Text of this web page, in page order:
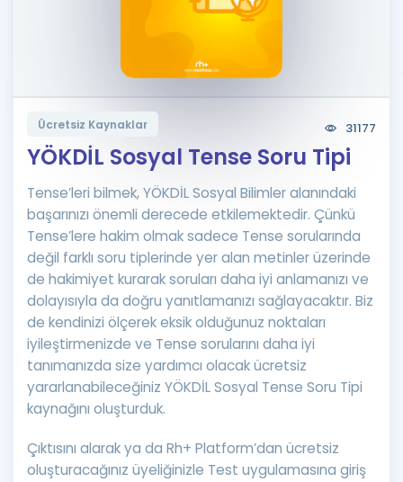
Puan Hesaplama
Rehberlik Aracı
ÖSYM Sınav Takvimi
Kampanyalar
Blog
İngilizce Gramer
Kariyer
Ücretsiz Kaynaklar 31177
YÖKDİL Sosyal Tense Soru Tipi
Tense’leri bilmek, YÖKDİL Sosyal Bilimler alanındaki
başarınızı önemli derecede etkilemektedir. Çünkü
Tense’lere hakim olmak sadece Tense sorularında
değil farklı soru tiplerinde yer alan metinler üzerinde
de hakimiyet kurarak soruları daha iyi anlamanızı ve
dolayısıyla da doğru yanıtlamanızı sağlayacaktır. Biz
de kendinizi ölçerek eksik olduğunuz noktaları
iyileştirmenizde ve Tense sorularını daha iyi
tanımanızda size yardımcı olacak ücretsiz
yararlanabileceğiniz YÖKDİL Sosyal Tense Soru Tipi
kaynağını oluşturduk.
Çıktısını alarak ya da Rh+ Platform’dan ücretsiz
oluşturacağınız üyeliğinizle Test uygulamasına giriş